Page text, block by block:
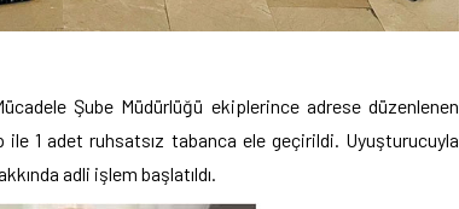
Şube Müdürlüğü ekiplerince adrese düzenlenen
1 adet ruhsatsız tabanca ele geçirildi. Uyuşturucuyla
adli işlem başlatıldı.